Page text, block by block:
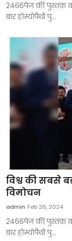
2466पेज की पुस्तक
बार होम्योपैथी पु...
विश्व की सबसे
विमोचन
admin Feb 26, 2024
2466पेज की पुस्तक
बार होम्योपैथी पु...